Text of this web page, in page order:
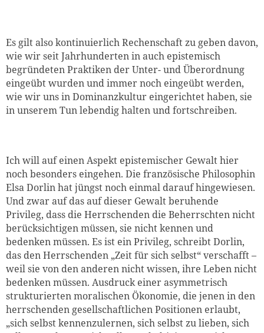
Es gilt also kontinuierlich Rechenschaft zu geben davon,
wie wir seit Jahrhunderten in auch epistemisch
begründeten Praktiken der Unter- und Überordnung
eingeübt wurden und immer noch eingeübt werden,
wie wir uns in Dominanzkultur eingerichtet haben, sie
in unserem Tun lebendig halten und fortschreiben.
Ich will auf einen Aspekt epistemischer Gewalt hier
noch besonders eingehen. Die französische Philosophin
Elsa Dorlin hat jüngst noch einmal darauf hingewiesen.
Und zwar auf das auf dieser Gewalt beruhende
Privileg, dass die Herrschenden die Beherrschten nicht
berücksichtigen müssen, sie nicht kennen und
bedenken müssen. Es ist ein Privileg, schreibt Dorlin,
das den Herrschenden „Zeit für sich selbst“ verschafft –
weil sie von den anderen nicht wissen, ihre Leben nicht
bedenken müssen. Ausdruck einer asymmetrisch
strukturierten moralischen Ökonomie, die jenen in den
herrschenden gesellschaftlichen Positionen erlaubt,
„sich selbst kennenzulernen, sich selbst zu lieben, sich